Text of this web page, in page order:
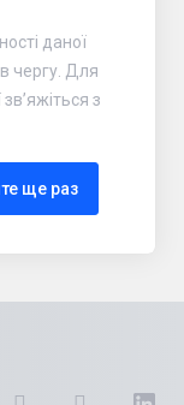
даної
чергу. Для
з
ще раз